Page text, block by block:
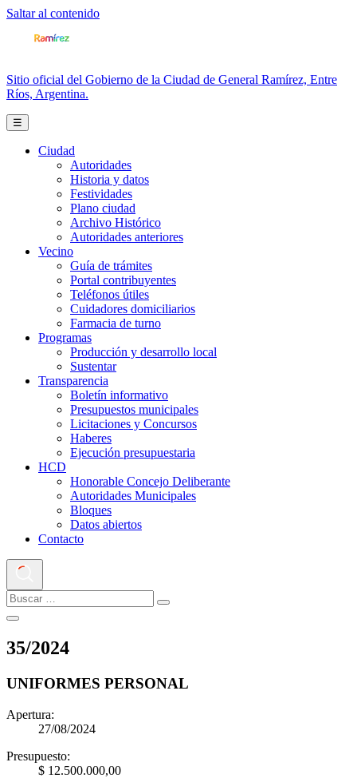
Saltar al contenido
Sitio oficial del Gobierno de la Ciudad de General Ramírez, Entre
Ríos, Argentina.
☰
Ciudad
Autoridades
Historia y datos
Festividades
Plano ciudad
Archivo Histórico
Autoridades anteriores
Vecino
Guía de trámites
Portal contribuyentes
Teléfonos útiles
Cuidadores domiciliarios
Farmacia de turno
Programas
Producción y desarrollo local
Sustentar
Transparencia
Boletín informativo
Presupuestos municipales
Licitaciones y Concursos
Haberes
Ejecución presupuestaria
HCD
Honorable Concejo Deliberante
Autoridades Municipales
Bloques
Datos abiertos
Contacto
35/2024
UNIFORMES PERSONAL
Apertura:
27/08/2024
Presupuesto:
$ 12.500.000,00